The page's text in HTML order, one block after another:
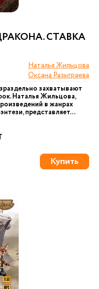
СТАВКА
Наталья Жильцова
Оксана Разыграева
захватывают
Наталья Жильцова,
в жанрах
представляет...
Купить